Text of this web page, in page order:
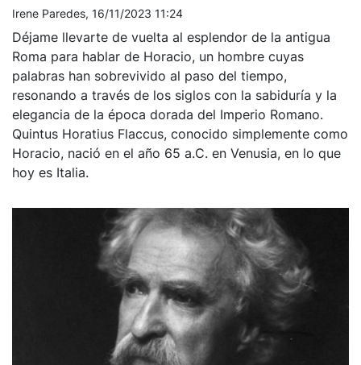
Irene Paredes, 16/11/2023 11:24
Déjame llevarte de vuelta al esplendor de la antigua
Roma para hablar de Horacio, un hombre cuyas
palabras han sobrevivido al paso del tiempo,
resonando a través de los siglos con la sabiduría y la
elegancia de la época dorada del Imperio Romano.
Quintus Horatius Flaccus, conocido simplemente como
Horacio, nació en el año 65 a.C. en Venusia, en lo que
hoy es Italia.